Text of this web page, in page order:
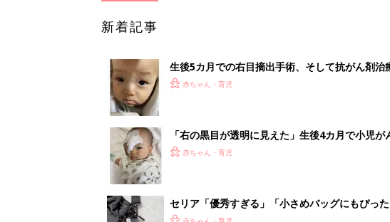
新着記事
生後5カ月での右目摘出手術、そして抗がん剤
の生活【網膜芽細胞腫】
赤ちゃん・育児
「右の黒目が透明に見えた」生後4カ月で小児
芽細胞腫】
赤ちゃん・育児
セリア「優秀すぎる」「小さめバッグにもぴっ